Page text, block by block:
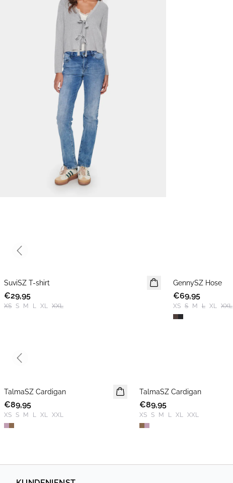
NEUHEIT
SuviSZ T-shirt
€29,95
XS S M L XL XXL
NEUHEIT
GennySZ Hose
€69,95
XS S M L XL XXL
Previous slide
NEUHEIT
TalmaSZ Cardigan
€89,95
XS S M L XL XXL
NEUHEIT
TalmaSZ Cardigan
€89,95
XS S M L XL XXL
Previous slide